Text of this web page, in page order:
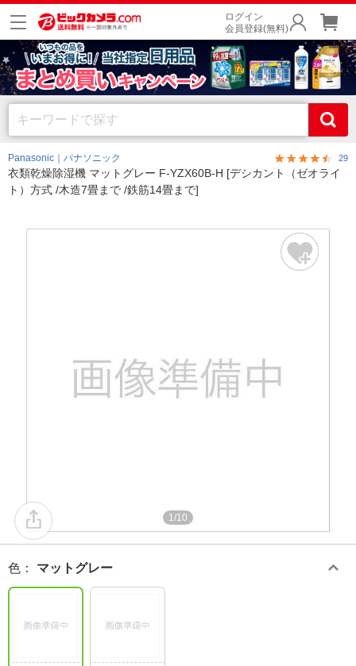
ログイン
会員登録(無料)
Panasonic｜パナソニック 29
衣類乾燥除湿機 マットグレー F-YZX60B-H [デシカント（ゼオライ
ト）方式 /木造7畳まで /鉄筋14畳まで]
1/10
色 ： マットグレー